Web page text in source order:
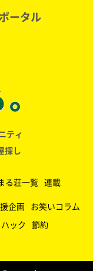
ータル
ティ
探し
る荘一覧 連載
企画 お笑いコラム
ック 節約